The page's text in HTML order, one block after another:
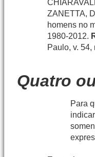
ZANETTA,
homens no
1980-2012.
Paulo, v. 54,
Quatro
Para